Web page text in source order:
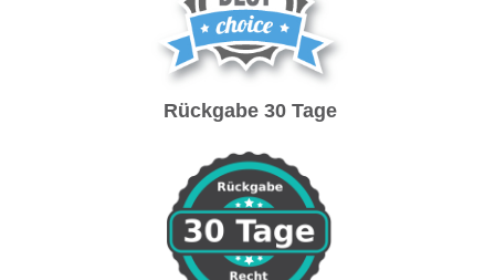
Rückgabe 30 Tage